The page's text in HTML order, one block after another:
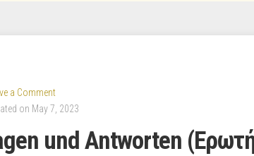
a Comment
on May 7, 2023
und Antworten